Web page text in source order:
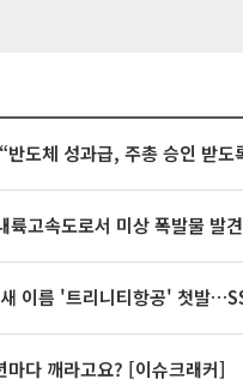
륙고속도로서 미상 폭발물 발견
마다 깨라고요? [이슈크래커]